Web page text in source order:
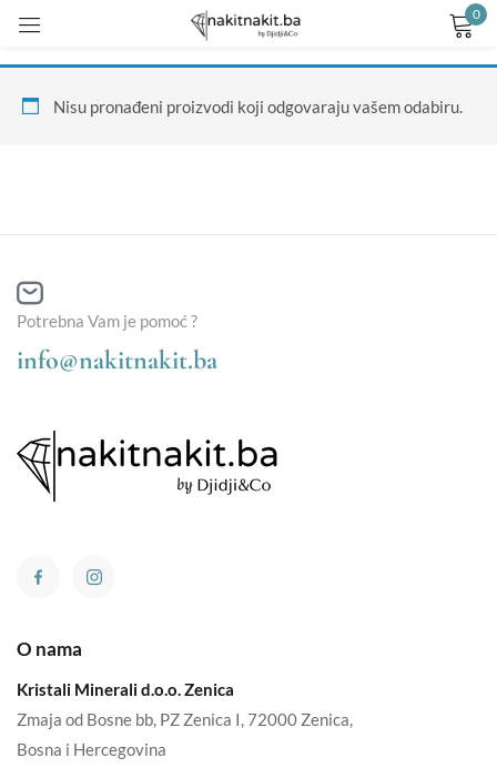
0
Nisu pronađeni proizvodi koji odgovaraju vašem odabiru.
Potrebna Vam je pomoć ?
info@nakitnakit.ba
O nama
Kristali Minerali d.o.o. Zenica
Zmaja od Bosne bb, PZ Zenica I, 72000 Zenica,
Bosna i Hercegovina
Prijavite se